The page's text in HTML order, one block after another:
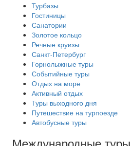
Турбазы
Гостиницы
Санатории
Золотое кольцо
Речные круизы
Санкт-Петербург
Горнолыжные туры
Событийные туры
Отдых на море
Активный отдых
Туры выходного дня
Путешествие на турпоезде
Автобусные туры